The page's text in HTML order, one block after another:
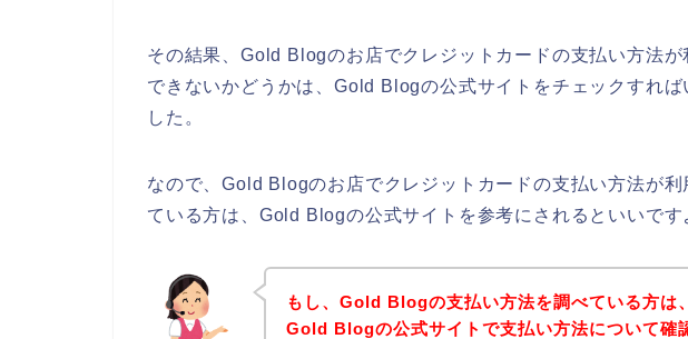
その結果、Gold Blogのお店でクレジットカードの支払い方法が
できないかどうかは、Gold Blogの公式サイトをチェックすれば
した。
なので、Gold Blogのお店でクレジットカードの支払い方法が
ている方は、Gold Blogの公式サイトを参考にされるといいです
もし、Gold Blogの支払い方法を調べている方は
Gold Blogの公式サイトで支払い方法について確